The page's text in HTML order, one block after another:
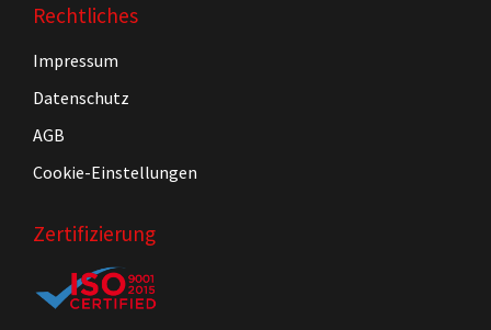
Rechtliches
Impressum
Datenschutz
AGB
Cookie-Einstellungen
Zertifizierung